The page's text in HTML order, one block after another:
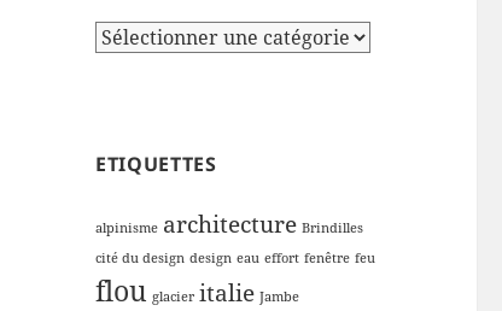
Catégories
ETIQUETTES
alpinisme architecture Brindilles
cité du design design eau effort fenêtre feu
flou glacier italie Jambe